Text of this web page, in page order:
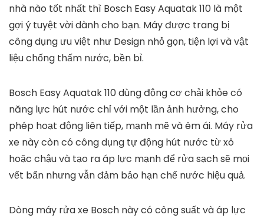
nhà nào tốt nhất thì Bosch Easy Aquatak 110 là một
gợi ý tuyệt vời dành cho bạn. Máy được trang bị
công dụng ưu việt như Design nhỏ gọn, tiện lợi và vật
liệu chống thấm nước, bền bỉ.
Bosch Easy Aquatak 110 dùng động cơ chải khỏe có
năng lực hút nước chỉ với một lần ảnh hưởng, cho
phép hoạt động liên tiếp, mạnh mẽ và êm ái. Máy rửa
xe này còn có công dụng tự động hút nước từ xô
hoặc chậu và tạo ra áp lực mạnh để rửa sạch sẽ mọi
vết bẩn nhưng vẫn đảm bảo hạn chế nước hiệu quả.
Dòng máy rửa xe Bosch này có công suất và áp lực